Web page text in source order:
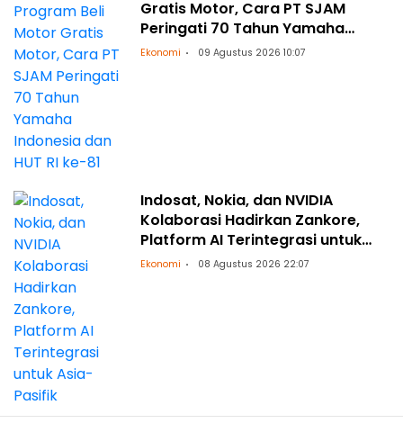
Gratis Motor, Cara PT SJAM
Peringati 70 Tahun Yamaha
Indonesia dan HUT RI ke-81
Ekonomi 09 Agustus 2026 10:07
Indosat, Nokia, dan NVIDIA
Kolaborasi Hadirkan Zankore,
Platform AI Terintegrasi untuk
Asia-Pasifik
Ekonomi 08 Agustus 2026 22:07